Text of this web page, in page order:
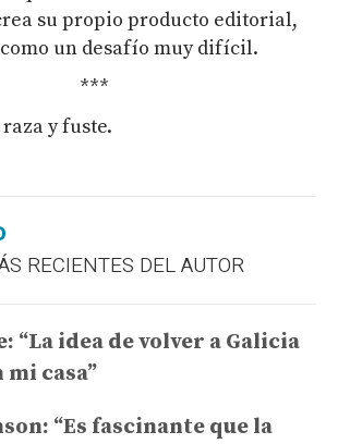
su propio producto editorial,
un desafío muy difícil.
***
y fuste.
RECIENTES DEL AUTOR
“La idea de volver a Galicia
mi casa”
“Es fascinante que la